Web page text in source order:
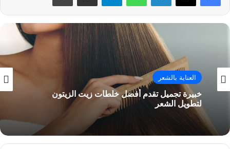
العناية بالشعر
خبيرة تجميل تقدم أفضل خلطات زيت الزيتون
لتطويل الشعر